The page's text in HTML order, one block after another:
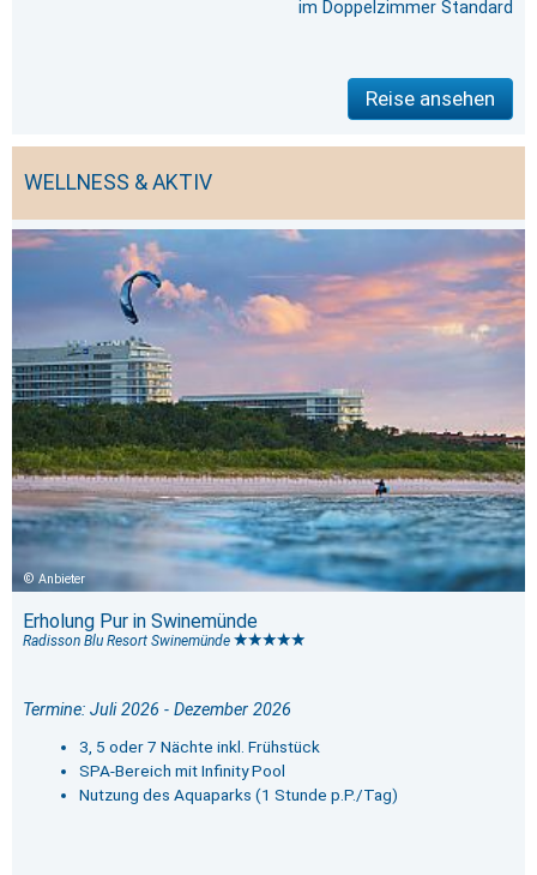
im Doppelzimmer Standard
Reise ansehen
WELLNESS & AKTIV
Anbieter
Erholung Pur in Swinemünde
Radisson Blu Resort Swinemünde
Termine: Juli 2026 - Dezember 2026
3, 5 oder 7 Nächte inkl. Frühstück
SPA-Bereich mit Infinity Pool
Nutzung des Aquaparks (1 Stunde p.P./Tag)